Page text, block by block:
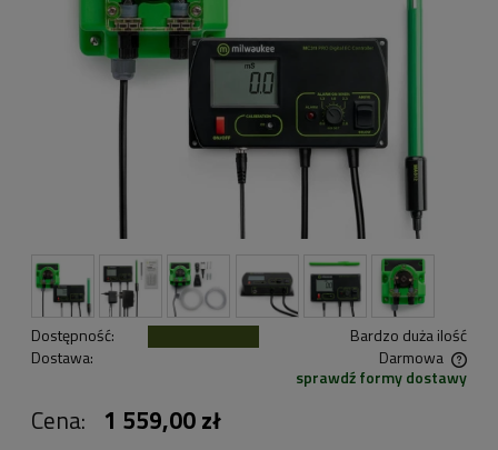
Dostępność:
Bardzo duża ilość
Dostawa:
Darmowa
Cena nie zawiera ewentualnych kosztów płatnościsprawdź formy dostawy
Cena: 1 559,00 zł